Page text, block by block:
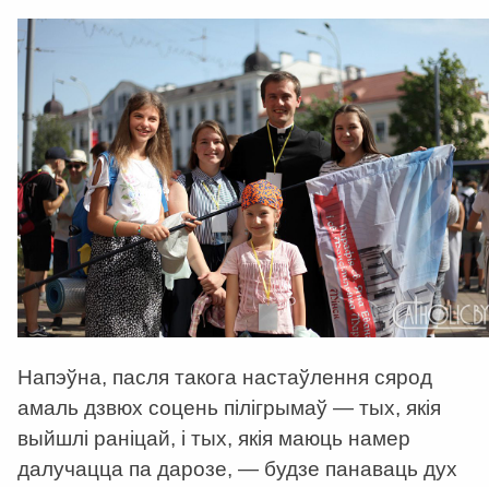
Напэўна, пасля такога настаўлення сярод
амаль дзвюх соцень пілігрымаў — тых, якія
выйшлі раніцай, і тых, якія маюць намер
далучацца па дарозе, — будзе панаваць дух